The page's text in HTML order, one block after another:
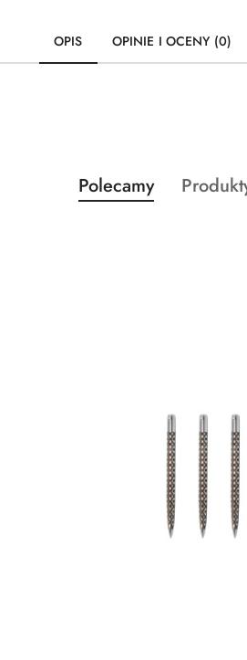
OPIS OPINIE I OCENY (0)
Pomiń karuzelę produktów
Produkty
o
Polecamy